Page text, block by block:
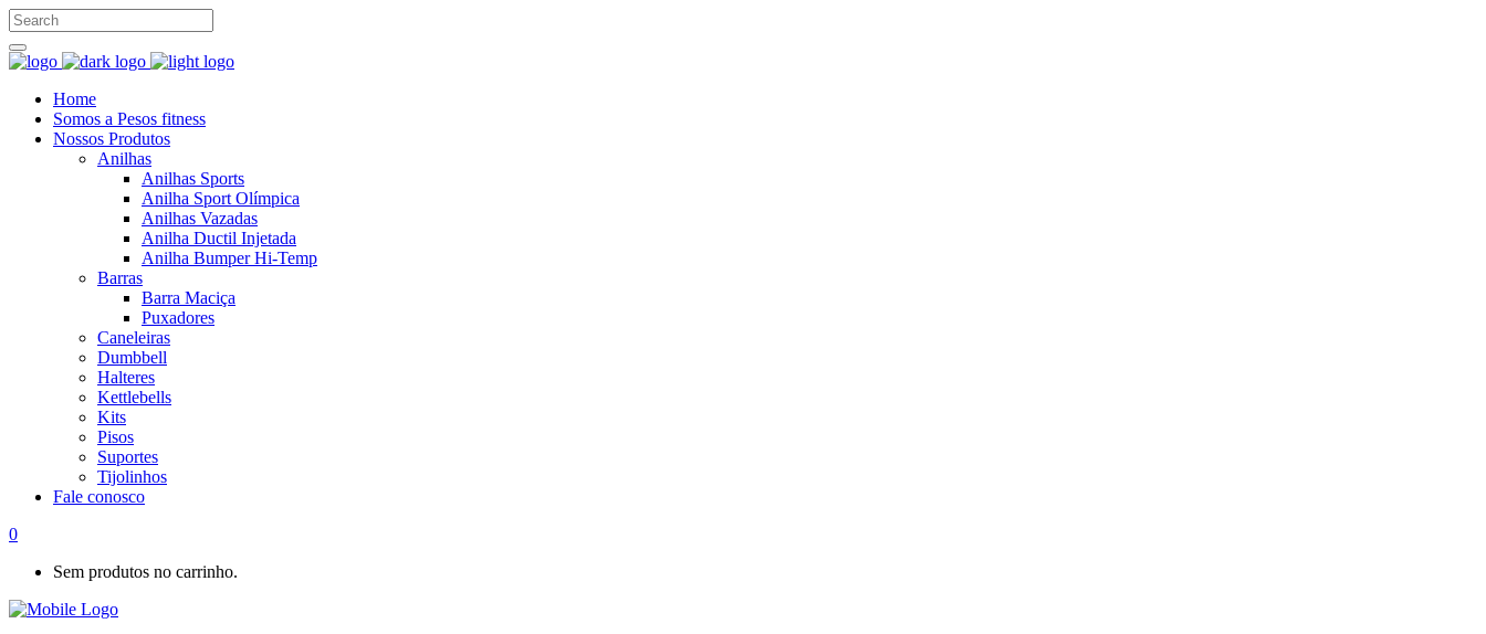
Home
Somos a Pesos fitness
Nossos Produtos
Anilhas
Anilhas Sports
Anilha Sport Olímpica
Anilhas Vazadas
Anilha Ductil Injetada
Anilha Bumper Hi-Temp
Barras
Barra Maciça
Puxadores
Caneleiras
Dumbbell
Halteres
Kettlebells
Kits
Pisos
Suportes
Tijolinhos
Fale conosco
0
Sem produtos no carrinho.